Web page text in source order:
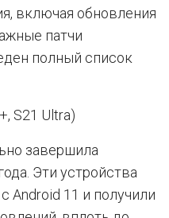
включая обновления
патчи
полный список
S21 Ultra)
завершила
Эти устройства
Android 11 и получили